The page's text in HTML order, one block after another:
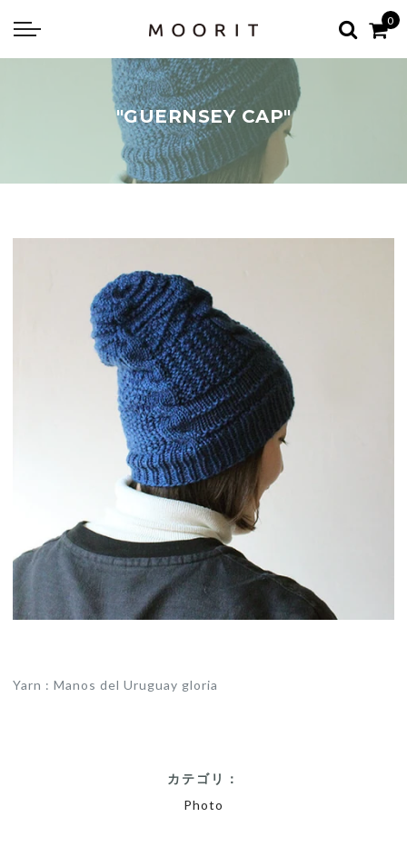
Back
about
編み物はじめて教室：かぎ針編
編み物はじめて教室：棒針編
Back
online shop
0
"GUERNSEY CAP"
Yarn : Manos del Uruguay gloria
カテゴリ：
Photo